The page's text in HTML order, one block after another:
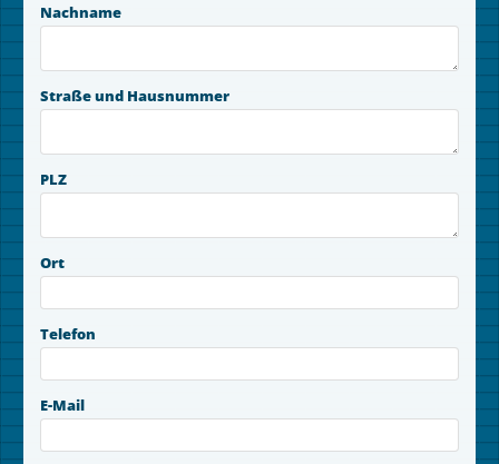
Nachname
Straße und Hausnummer
PLZ
Ort
Telefon
E-Mail